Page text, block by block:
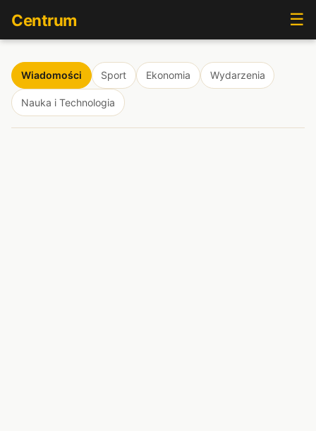
Centrum ☰
Wiadomości Sport Ekonomia Wydarzenia
Nauka i Technologia